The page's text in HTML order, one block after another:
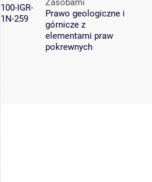
100-IGR-
1N-259
Zasobami
Prawo geologiczne i
górnicze z
elementami praw
pokrewnych